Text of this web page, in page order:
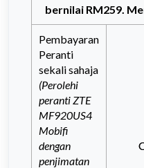
bernilai RM259.
Pembayaran
Peranti
sekali sahaja
(Perolehi
peranti ZTE
MF920US4
Mobifi
dengan
penjimatan